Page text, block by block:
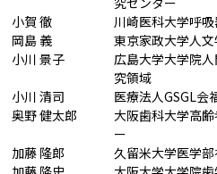
小賀 徹
川崎医科大学呼
岡島 義
東京家政大学人
小川 景子
広島大学大学院
究領域
小川 清司
医療法人GSGL会
奥野 健太郎
大阪歯科大学高
ー
加藤 隆郎
久留米大学医学